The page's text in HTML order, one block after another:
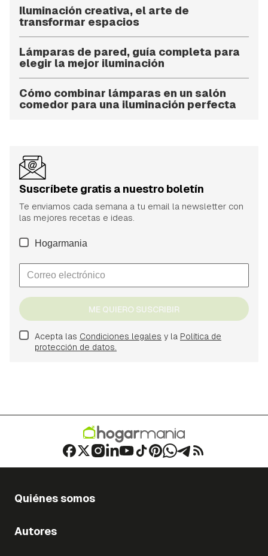
Iluminación creativa, el arte de
transformar espacios
Lámparas de pared, guía completa para
elegir la mejor iluminación
Cómo combinar lámparas en un salón
comedor para una iluminación perfecta
Suscríbete gratis a nuestro boletín
Te enviamos cada semana a tu email la newsletter con
las mejores recetas e ideas.
Hogarmania
ME QUIERO SUSCRIBIR
Acepta las Condiciones legales y la Política de
protección de datos.
Quiénes somos
Autores